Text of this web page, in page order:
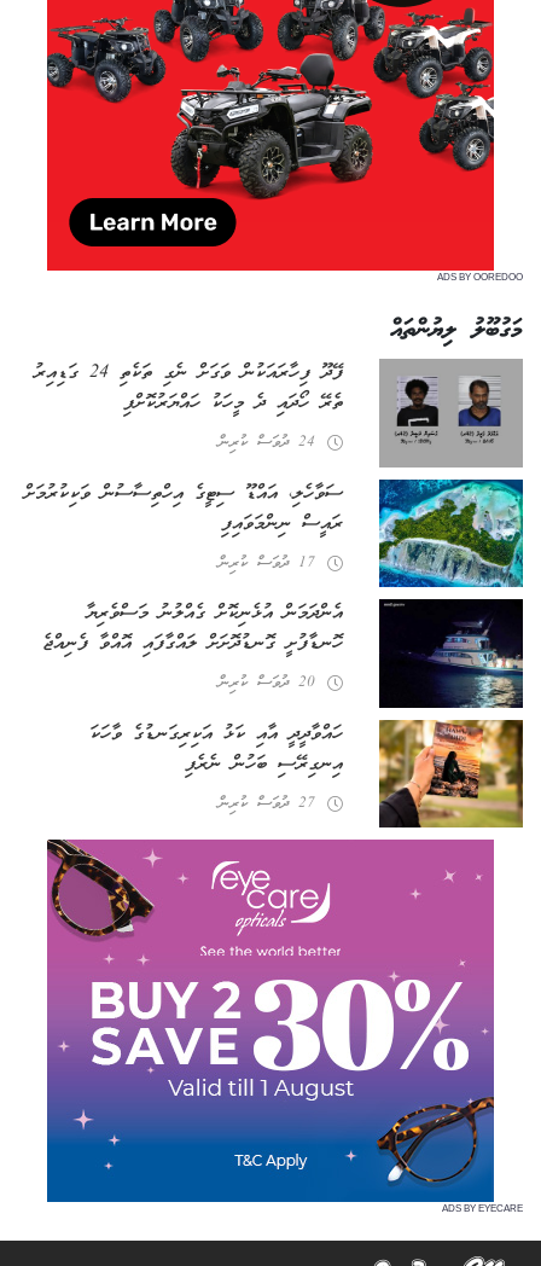
ADS BY OOREDOO
މަގުބޫލު ލިޔުންތައް
ފޭދޫ ފިހާރައަކުން ވަގަށް ނެގި ތަކެތި 24 ގަޑިއިރު
ތެރޭ ހޯދައި ދެ މީހަކު ހައްޔަރުކޮށްފި
24 ދުވަސް ކުރިން
ސަވާހެލި، އައްޑޫ ސިޓީގެ އިހްތިސާސުން ވަކިކުރުމަށް
ރައީސް ނިންމަވައިފި
17 ދުވަސް ކުރިން
އެންދަމަން އުޅެނިކޮށް ގެއްލުނު މަސްވެރިޔާ
ހޮނޑާފުށީ ގޮނޑުދޮށަށް ލައްގާފައި އޮއްވާ ފެނިއްޖެ
20 ދުވަސް ކުރިން
ހައްވާދީދީ އާއި ކަޅު އަކިރިގަނޑުގެ ވާހަކަ
އިނގިރޭސި ބަހުން ނެރެފި
27 ދުވަސް ކުރިން
ADS BY EYECARE